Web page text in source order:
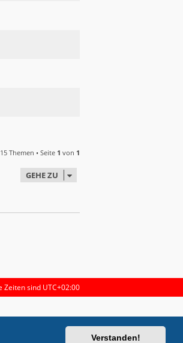
Verstanden!
15 Themen • Seite 1 von 1
GEHE ZU
Zeiten sind UTC+02:00